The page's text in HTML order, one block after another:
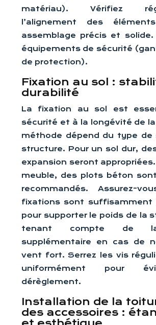
matériau). Vérifiez
l’alignement des
assemblage précis et
équipements de sécurité
de protection).
Fixation au sol :
durabilité
La fixation au sol est
sécurité et à la longévité de
méthode dépend du type de
structure. Pour un sol dur,
expansion seront appropriées.
meuble, des plots béton
recommandés. Assurez-
fixations sont suffisamment
pour supporter le poids de la
tenant compte de
supplémentaire en cas de
vent fort. Serrez les vis
uniformément pour
dérèglement.
Installation de la
des accessoires :